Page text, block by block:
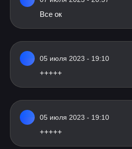
Все ок
05 июля 2023 - 19:10
+++++
05 июля 2023 - 19:10
+++++